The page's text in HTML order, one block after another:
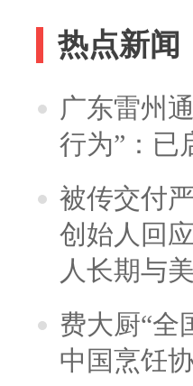
热点新闻
广东雷州
行为”：已
被传交付
创始人回
人长期与
费大厨“全
中国烹饪